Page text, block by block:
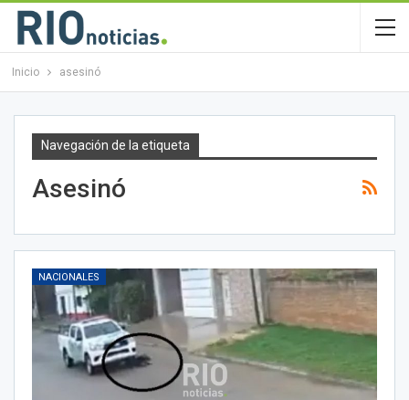
Inicio asesinó
Navegación de la etiqueta
Asesinó
NACIONALES